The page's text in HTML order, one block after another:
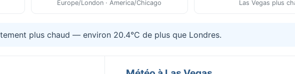
Europe/London · America/Chicago Las Vegas plus
plus chaud — environ 20.4°C de plus que Londres.